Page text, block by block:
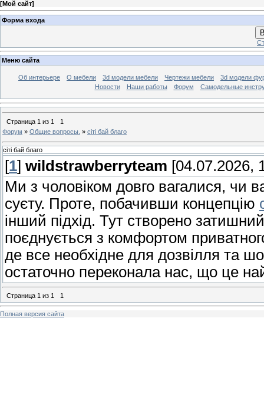
[Мой сайт]
Форма входа
Меню сайта
Об интерьере О мебели 3d модели мебели Чертежи мебели
3d модели
Новости
Наши работы Форум Самодельные
Страница 1 из 1
1
Форум » Общие вопросы. » сіті бай благо
сіті бай благо
[1] wildstrawberryteam [04.07.2026,
Ми з чоловіком довго вагалися, чи
суєту. Проте, побачивши концепцію
інший підхід. Тут створено
поєднується з комфортом
де все необхідне для дозвілля та
остаточно переконала нас, що це
Страница 1 из 1 1
Полная версия сайта